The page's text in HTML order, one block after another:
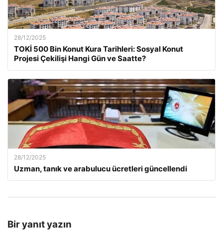
28/12/2025
TOKİ 500 Bin Konut Kura Tarihleri: Sosyal Konut
Projesi Çekilişi Hangi Gün ve Saatte?
28/12/2025
Uzman, tanık ve arabulucu ücretleri güncellendi
Bir yanıt yazın